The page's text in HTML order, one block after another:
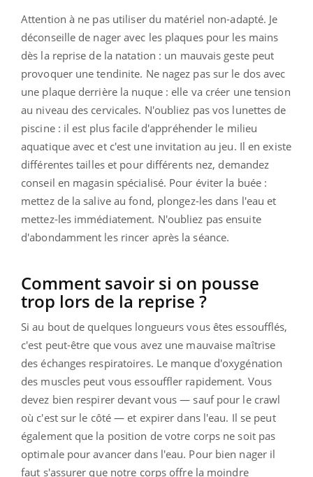
Attention à ne pas utiliser du matériel non-adapté. Je
déconseille de nager avec les plaques pour les mains
dès la reprise de la natation : un mauvais geste peut
provoquer une tendinite. Ne nagez pas sur le dos avec
une plaque derrière la nuque : elle va créer une tension
au niveau des cervicales. N'oubliez pas vos lunettes de
piscine : il est plus facile d'appréhender le milieu
aquatique avec et c'est une invitation au jeu. Il en existe
différentes tailles et pour différents nez, demandez
conseil en magasin spécialisé. Pour éviter la buée :
mettez de la salive au fond, plongez-les dans l'eau et
mettez-les immédiatement. N'oubliez pas ensuite
d'abondamment les rincer après la séance.
Comment savoir si on pousse
trop lors de la reprise ?
Si au bout de quelques longueurs vous êtes essoufflés,
c'est peut-être que vous avez une mauvaise maîtrise
des échanges respiratoires. Le manque d'oxygénation
des muscles peut vous essouffler rapidement. Vous
devez bien respirer devant vous — sauf pour le crawl
où c'est sur le côté — et expirer dans l'eau. Il se peut
également que la position de votre corps ne soit pas
optimale pour avancer dans l'eau. Pour bien nager il
faut s'assurer que notre corps offre la moindre